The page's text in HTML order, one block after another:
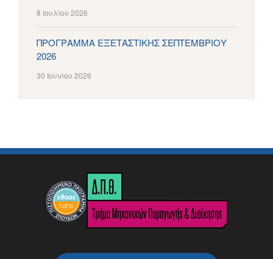
8 Ιουλίου 2026
ΠΡΟΓΡΑΜΜΑ ΕΞΕΤΑΣΤΙΚΗΣ ΣΕΠΤΕΜΒΡΙΟΥ
2026
30 Ιουνίου 2026